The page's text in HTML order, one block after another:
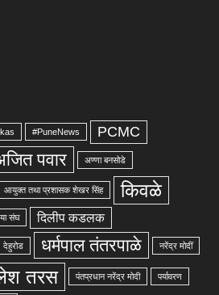
#PuneNews PCMC
पवार अण्णा बनसोडे
आयुक्त तथा प्रशासक शेखर सिंह किवळे
संघ दिलीप कडलक
देहुरोड धर्मपाल तंतरपाळे नरेंद्र मोदीं
तरस पंतप्रधान नरेंद्र मोदी पर्यावरण